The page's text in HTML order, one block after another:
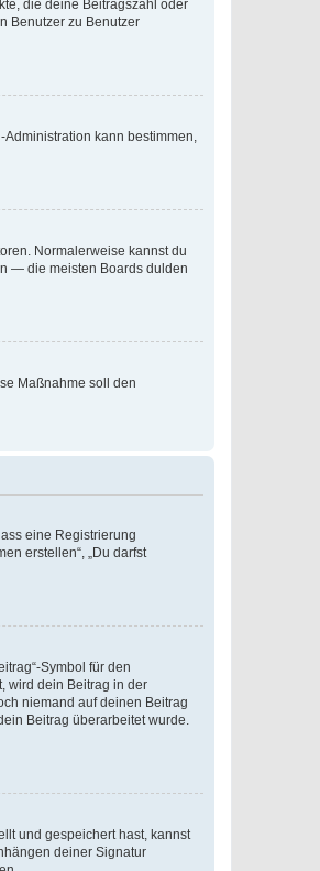
die deine Beitragszahl oder
Benutzer zu Benutzer
Administration kann bestimmen,
Normalerweise kannst du
— die meisten Boards dulden
Maßnahme soll den
eine Registrierung
erstellen“, „Du darfst
Symbol für den
wird dein Beitrag in der
niemand auf deinen Beitrag
Beitrag überarbeitet wurde.
und gespeichert hast, kannst
deiner Signatur